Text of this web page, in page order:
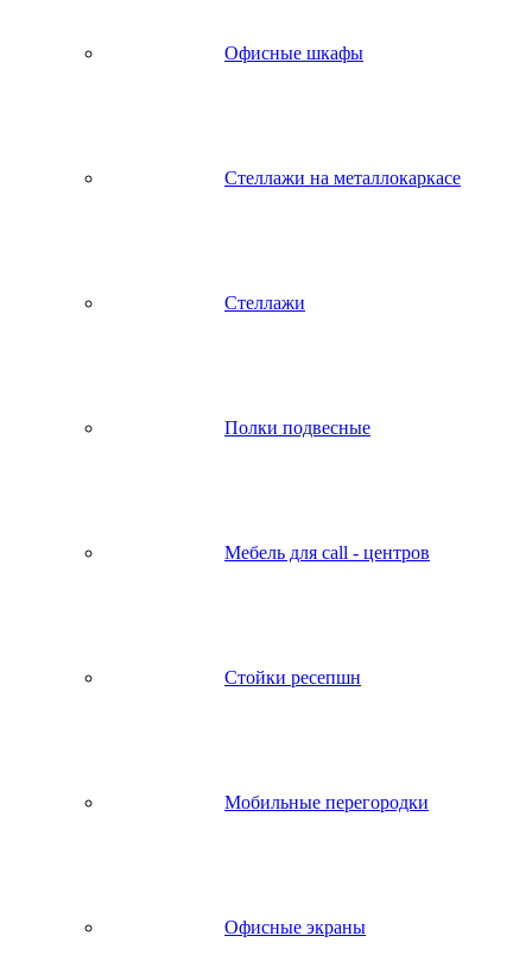
Офисные шкафы
Стеллажи на металлокаркасе
Стеллажи
Полки подвесные
Мебель для call - центров
Стойки ресепшн
Мобильные перегородки
Офисные экраны